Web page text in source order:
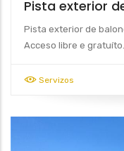
Pista exterior
Pista exterior de
Acceso libre e gratuíto.
Servizos